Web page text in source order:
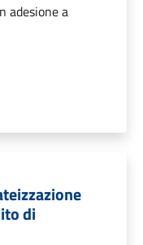
adesione a
di